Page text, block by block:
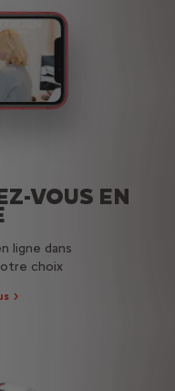
VOUS EN
ligne dans
choix